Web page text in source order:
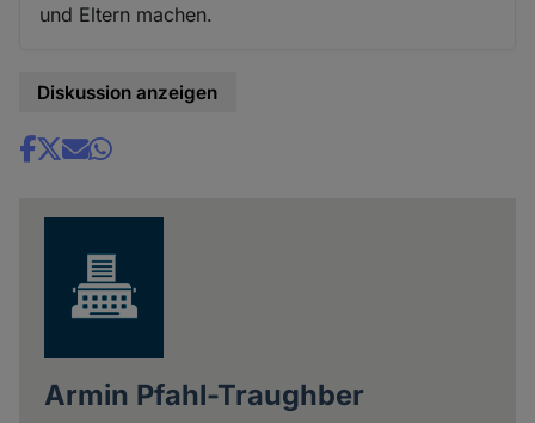
und Eltern machen.
Diskussion anzeigen
Share
Armin Pfahl-Traughber